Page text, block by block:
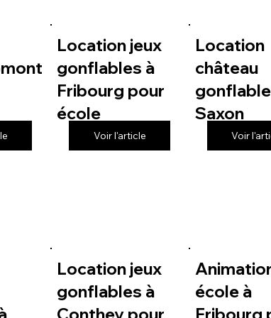
Location jeux
gonflables à
Fribourg pour
école
Voir l'article
Location
château
Saxon
Voir
Location jeux
gonflables à
Conthey pour
école à
Fribourg